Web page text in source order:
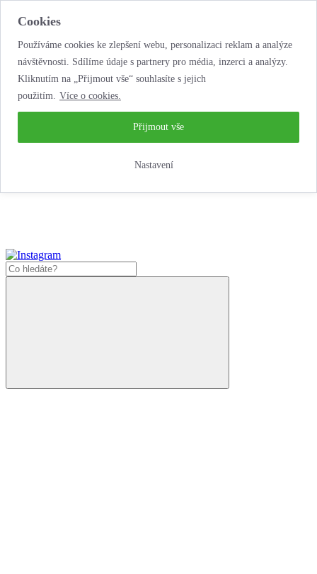
Cookies
Používáme cookies ke zlepšení webu, personalizaci reklam a analýze
návštěvnosti. Sdílíme údaje s partnery pro média, inzerci a analýzy.
Kliknutím na „Přijmout vše“ souhlasíte s jejich
použitím. Více o cookies.
Nastavení
Přijmout vše
...neobyčejná jízda životem!